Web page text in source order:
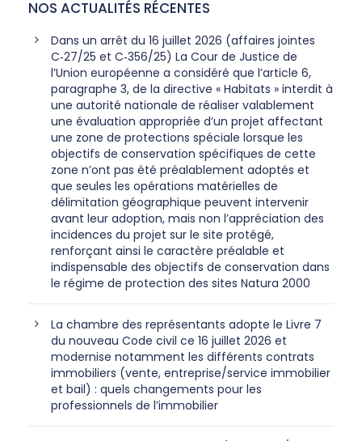
NOS ACTUALITÉS RÉCENTES
Dans un arrêt du 16 juillet 2026 (affaires jointes
C‑27/25 et C‑356/25) La Cour de Justice de
l’Union européenne a considéré que l’article 6,
paragraphe 3, de la directive « Habitats » interdit à
une autorité nationale de réaliser valablement
une évaluation appropriée d’un projet affectant
une zone de protections spéciale lorsque les
objectifs de conservation spécifiques de cette
zone n’ont pas été préalablement adoptés et
que seules les opérations matérielles de
délimitation géographique peuvent intervenir
avant leur adoption, mais non l’appréciation des
incidences du projet sur le site protégé,
renforçant ainsi le caractère préalable et
indispensable des objectifs de conservation dans
le régime de protection des sites Natura 2000
La chambre des représentants adopte le Livre 7
du nouveau Code civil ce 16 juillet 2026 et
modernise notamment les différents contrats
immobiliers (vente, entreprise/service immobilier
et bail) : quels changements pour les
professionnels de l’immobilier